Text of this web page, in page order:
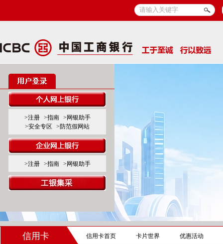
>注册 >指南
>网银助手
>安全专区
>防范假网站
>注册 >指南 >网银助手
信用卡 信用卡首页 卡片世界 优惠活动